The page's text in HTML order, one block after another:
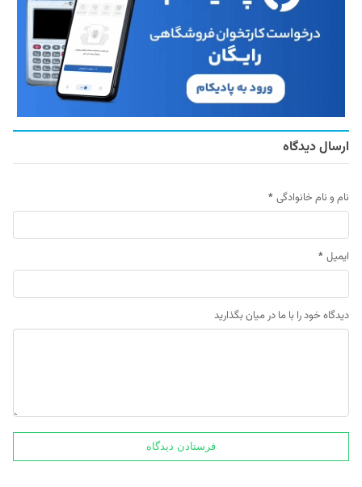
ارسال دیدگاه
نام و نام خانوادگی *
ایمیل *
دیدگاه خود را با ما در میان بگذارید